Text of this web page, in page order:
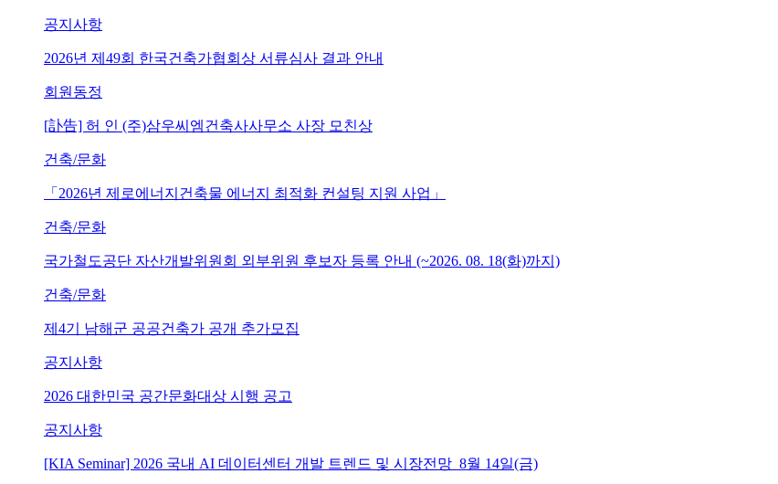
공지사항
2026년 제49회 한국건축가협회상 서류심사 결과 안내
회원동정
[訃告] 허 인 (주)삼우씨엠건축사사무소 사장 모친상
건축/문화
「2026년 제로에너지건축물 에너지 최적화 컨설팅 지원 사업」
건축/문화
국가철도공단 자산개발위원회 외부위원 후보자 등록 안내 (~2026. 08. 18(화)까지)
건축/문화
제4기 남해군 공공건축가 공개 추가모집
공지사항
2026 대한민국 공간문화대상 시행 공고
공지사항
[KIA Seminar] 2026 국내 AI 데이터센터 개발 트렌드 및 시장전망_8월 14일(금)